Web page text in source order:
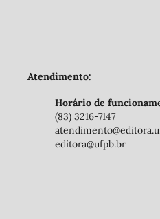
Atendimento:
Horário de
(83) 3216-7147
editora@ufpb.br